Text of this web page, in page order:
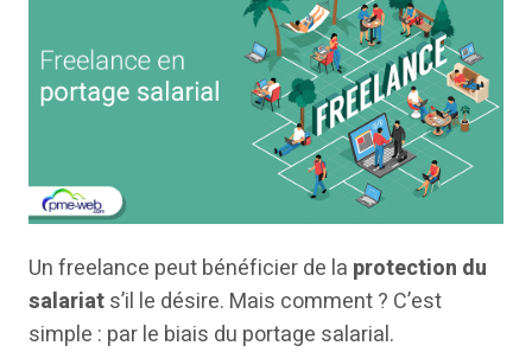
Un freelance peut bénéficier de la protection du
salariats’il le désire. Mais comment ? C’est
simple : par le biais du portage salarial.